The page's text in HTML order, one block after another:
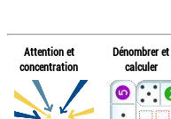
Attention et
concentration
Dénombrer et
calculer